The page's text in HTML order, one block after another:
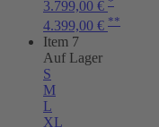
3.799,00 €
4.399,00 € **
Item 7
Auf Lager
S
M
L
XL